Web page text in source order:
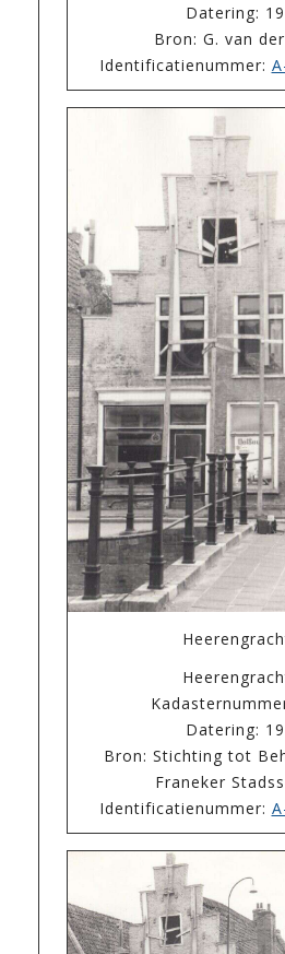
Datering:
Bron: G. van
Identificatienummer:
Datering:
Bron: Stichting tot
Franeker
Identificatienummer: